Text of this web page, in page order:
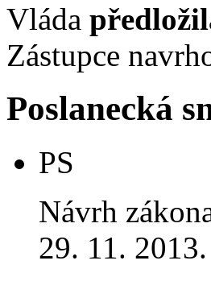
Vláda
Zástupce
Poslanecká
PS
Návrh
29. 11. 2013.